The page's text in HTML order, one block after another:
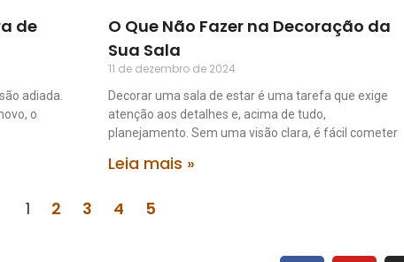
de
adiada.
o
O Que Não Fazer na Decoração da
Sua Sala
11 de dezembro de 2024
Decorar uma sala de estar é uma tarefa que exige
atenção aos detalhes e, acima de tudo,
planejamento. Sem uma visão clara, é fácil cometer
Leia mais »
1 2 3 4 5